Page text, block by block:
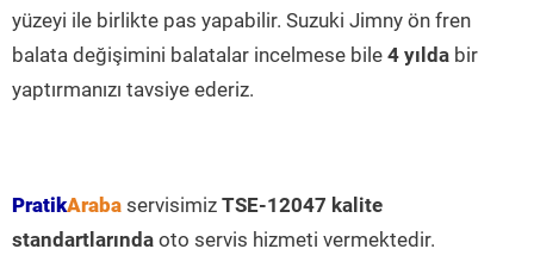
yüzeyi ile birlikte pas yapabilir. Suzuki Jimny ön fren
balata değişimini balatalar incelmese bile 4 yılda bir
yaptırmanızı tavsiye ederiz.
PratikAraba servisimiz TSE-12047 kalite
standartlarında oto servis hizmeti vermektedir.